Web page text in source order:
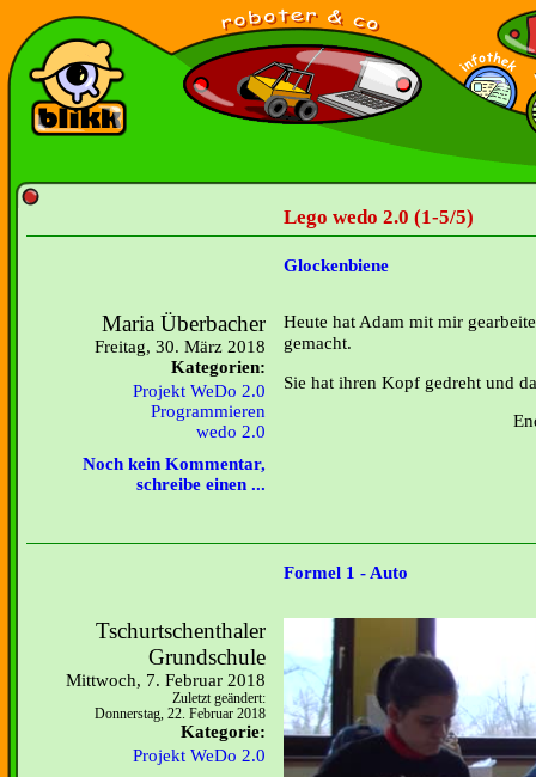
Lego wedo 2.0 (1-5/5)
Glockenbiene
Maria Überbacher
Freitag, 30. März 2018
Kategorien:
Projekt WeDo 2.0
Programmieren
wedo 2.0
Noch kein Kommentar,
schreibe einen ...
Heute hat Adam mit mir
gemacht.
Sie hat ihren Kopf gedreht und
Formel 1 - Auto
Tschurtschenthaler
Grundschule
Mittwoch, 7. Februar 2018
Zuletzt geändert:
Donnerstag, 22. Februar 2018
Kategorie:
Projekt WeDo 2.0